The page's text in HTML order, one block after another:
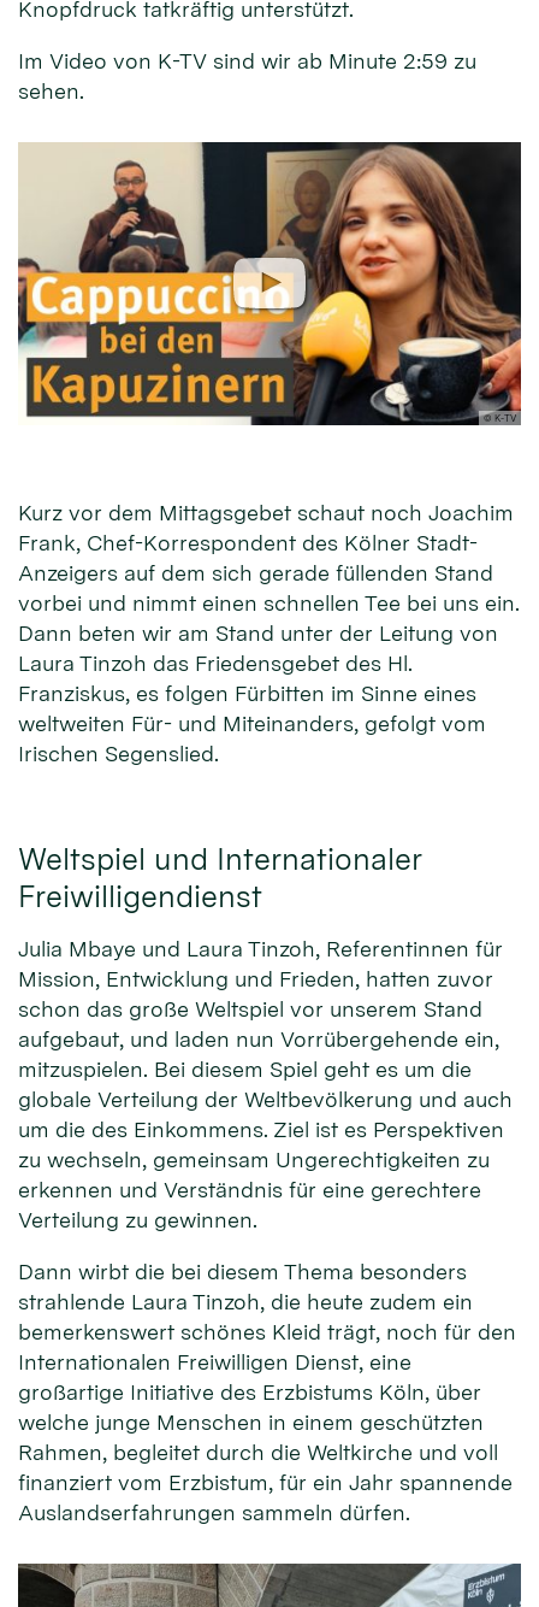
Knopfdruck tatkräftig unterstützt.
Im Video von K-TV sind wir ab Minute 2:59 zu
sehen.
© K-TV
Kurz vor dem Mittagsgebet schaut noch Joachim
Frank, Chef-Korrespondent des Kölner Stadt-
Anzeigers auf dem sich gerade füllenden Stand
vorbei und nimmt einen schnellen Tee bei uns ein.
Dann beten wir am Stand unter der Leitung von
Laura Tinzoh das Friedensgebet des Hl.
Franziskus, es folgen Fürbitten im Sinne eines
weltweiten Für- und Miteinanders, gefolgt vom
Irischen Segenslied.
Weltspiel und Internationaler
Freiwilligendienst
Julia Mbaye und Laura Tinzoh, Referentinnen für
Mission, Entwicklung und Frieden, hatten zuvor
schon das große Weltspiel vor unserem Stand
aufgebaut, und laden nun Vorrübergehende ein,
mitzuspielen. Bei diesem Spiel geht es um die
globale Verteilung der Weltbevölkerung und auch
um die des Einkommens. Ziel ist es Perspektiven
zu wechseln, gemeinsam Ungerechtigkeiten zu
erkennen und Verständnis für eine gerechtere
Verteilung zu gewinnen.
Dann wirbt die bei diesem Thema besonders
strahlende Laura Tinzoh, die heute zudem ein
bemerkenswert schönes Kleid trägt, noch für den
Internationalen Freiwilligen Dienst, eine
großartige Initiative des Erzbistums Köln, über
welche junge Menschen in einem geschützten
Rahmen, begleitet durch die Weltkirche und voll
finanziert vom Erzbistum, für ein Jahr spannende
Auslandserfahrungen sammeln dürfen.